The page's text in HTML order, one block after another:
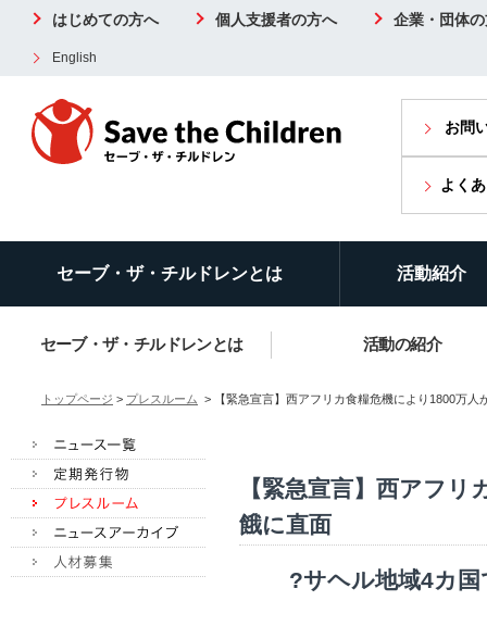
はじめての方へ 個人支援者の方へ 企業・団体
English
お問
よく
セーブ・ザ・チルドレンとは 活動紹介
セーブ・ザ・チルドレンとは 活動の紹介
トップページ > プレスルーム > 【緊急宣言】西アフリカ食糧危機により1800万人
【緊急宣言】西アフ
餓に直面
?サヘル地域4カ